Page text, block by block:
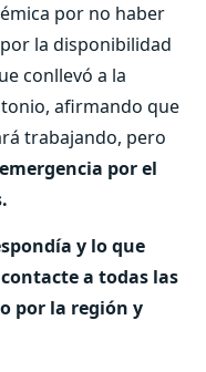
por no haber
por la disponibilidad
conllevó a la
afirmando que
trabajando, pero
por el
y lo que
a todas las
por la región y